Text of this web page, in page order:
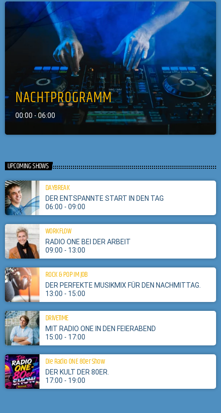
NACHTPROGRAMM
00:00 - 06:00
UPCOMING SHOWS
DAYBREAK
DER ENTSPANNTE START IN DEN TAG
06:00 - 09:00
WORKFLOW
RADIO ONE BEI DER ARBEIT
09:00 - 13:00
ROCK & POP IM JOB
DER PERFEKTE MUSIKMIX FÜR DEN NACHMITTAG.
13:00 - 15:00
DRIVETIME
MIT RADIO ONE IN DEN FEIERABEND
15:00 - 17:00
Die Radio ONE 80er Show
DER KULT DER 80ER.
17:00 - 19:00